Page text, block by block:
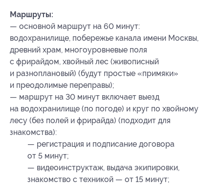
Маршруты:
— основной маршрут на 60 минут:
водохранилище, побережье канала имени Москвы,
древний храм, многоуровневые поля
с фрирайдом, хвойный лес (живописный
и разноплановый) (будут простые «примяки»
и преодолимые переправы);
— маршрут на 30 минут включает выезд
на водохранилище (по погоде) и круг по хвойному
лесу (без полей и фрирайда) (подходит для
знакомства):
— регистрация и подписание договора
от 5 минут;
— видеоинструктаж, выдача экипировки,
знакомство с техникой — от 15 минут;